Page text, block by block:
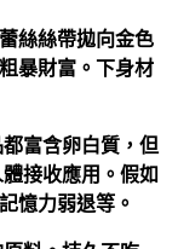
絲絲帶拋向金色
暴財富。下身材
富含卵白質，但
接收應用。假如
憶力弱退等。